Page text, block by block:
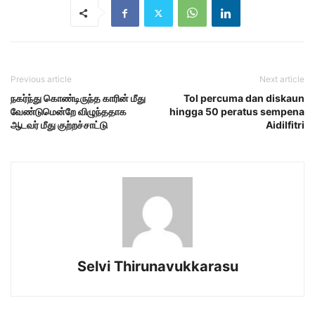
Previous article
நகர்ந்து கொண்டிருந்த காரின் மீது
வேண்டுமென்றே விழுந்ததாக
ஆடவர் மீது குற்றச்சாட்டு
Next article
Tol percuma dan diskaun
hingga 50 peratus sempena
Aidilfitri
Selvi Thirunavukkarasu